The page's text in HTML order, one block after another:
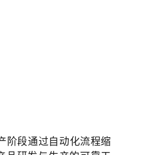
阶段通过自动化流程缩